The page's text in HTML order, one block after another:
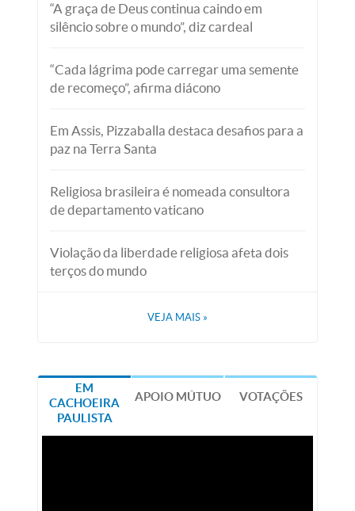
“A graça de Deus continua caindo em
silêncio sobre o mundo”, diz cardeal
“Cada lágrima pode carregar uma semente
de recomeço”, afirma diácono
Em Assis, Pizzaballa destaca desafios para a
paz na Terra Santa
Religiosa brasileira é nomeada consultora
de departamento vaticano
Violação da liberdade religiosa afeta dois
terços do mundo
VEJA MAIS »
EM
CACHOEIRA
PAULISTA
APOIO MÚTUO VOTAÇÕES